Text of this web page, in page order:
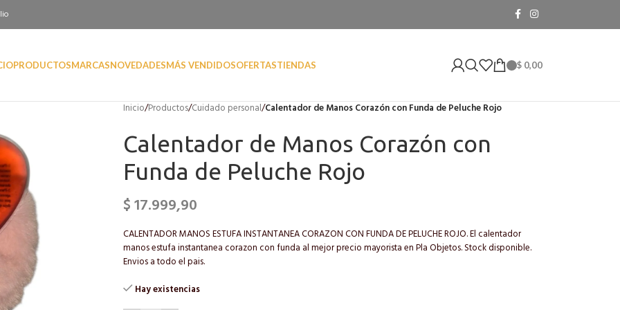
PRODUCTOSMARCASNOVEDADESMÁS VENDIDOSOFERTASTIENDAS $ 0,00
Inicio/Productos/Cuidado personal/Calentador de Manos Corazón con Funda de Peluche Rojo
Calentador de Manos Corazón con
Funda de Peluche Rojo
$17.999,90
CALENTADOR MANOS ESTUFA INSTANTANEA CORAZON CON FUNDA DE PELUCHE ROJO. El calentador
manos estufa instantanea corazon con funda al mejor precio mayorista en Pla Objetos. Stock disponible.
Envios a todo el pais.
Hay existencias